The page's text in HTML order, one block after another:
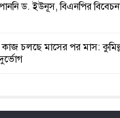
পাননি ড. ইউনূস, বিএনপির
চলছে মাসের পর মাস: